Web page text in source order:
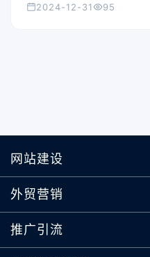
2024-12-31 95
网站建设
外贸营销
推广引流